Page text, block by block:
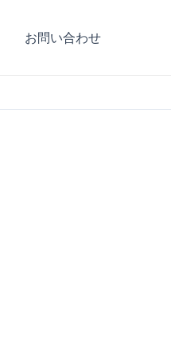
お問い合わせ